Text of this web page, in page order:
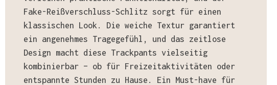
Fake-Reißverschluss-Schlitz sorgt für einen
klassischen Look. Die weiche Textur garantiert
ein angenehmes Tragegefühl, und das zeitlose
Design macht diese Trackpants vielseitig
kombinierbar – ob für Freizeitaktivitäten oder
entspannte Stunden zu Hause. Ein Must-have für